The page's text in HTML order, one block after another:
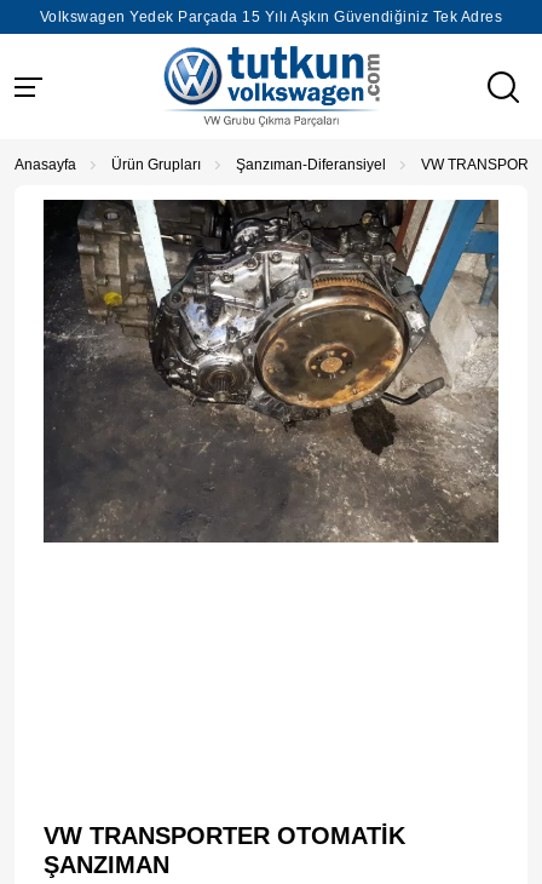
Volkswagen Yedek Parçada 15 Yılı Aşkın Güvendiğiniz Tek Adres
Anasayfa Ürün Grupları Şanzıman-Diferansiyel VW
VW TRANSPORTER OTOMATİK
ŞANZIMAN